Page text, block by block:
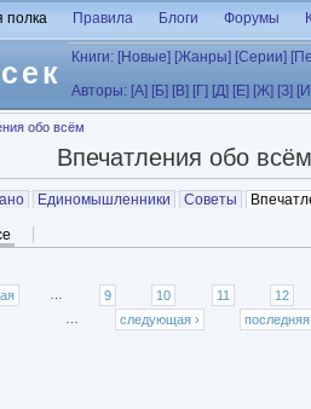
полка Правила Блоги Форумы
Книги: [Новые] [Жанры] [Серии]
Авторы: [А] [Б] [В] [Г] [Д] [Е] [Ж] [З]
обо всём
Впечатления обо всём
Единомышленники Советы
… 9 10 11
12
…
следующая ›